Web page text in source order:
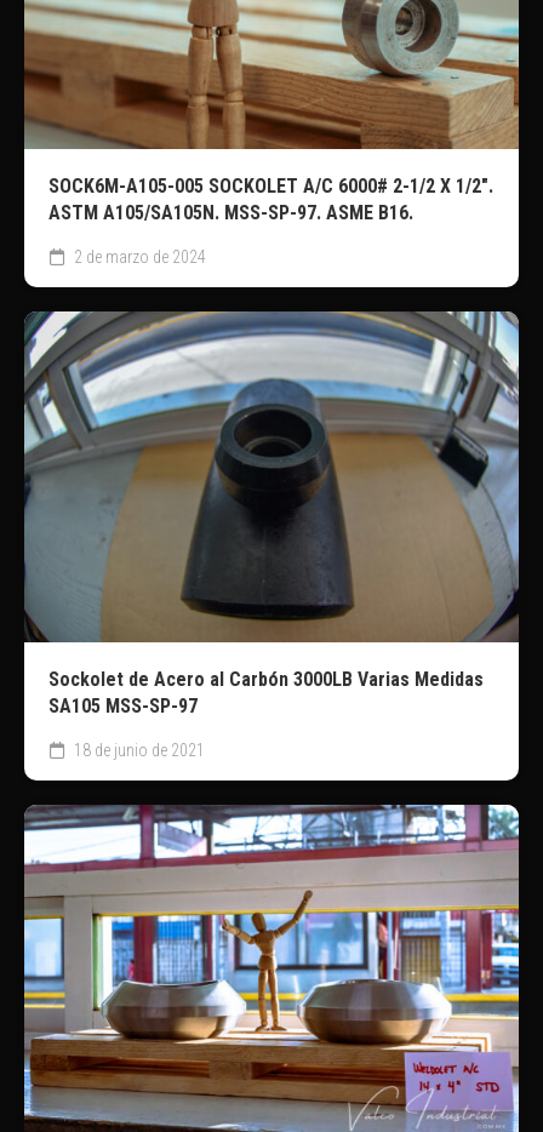
SOCK6M-A105-005 SOCKOLET A/C 6000# 2-1/2 X 1/2″.
ASTM A105/SA105N. MSS-SP-97. ASME B16.
2 de marzo de 2024
Sockolet de Acero al Carbón 3000LB Varias Medidas
SA105 MSS-SP-97
18 de junio de 2021